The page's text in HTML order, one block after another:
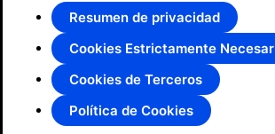
Resumen de privacidad
Cookies Estrictamente
Cookies de Terceros
Política de Cookies